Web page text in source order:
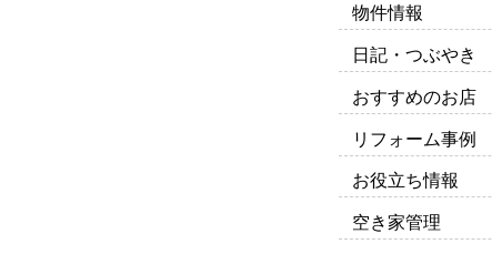
物件情報
日記・つぶやき
おすすめのお店
リフォーム事例
お役立ち情報
空き家管理